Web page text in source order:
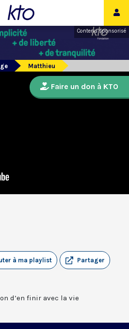
Contenu sponsorisé
Matthieu
Partager
à ma playlist
d’en finir avec la vie
Faire un don à KTO